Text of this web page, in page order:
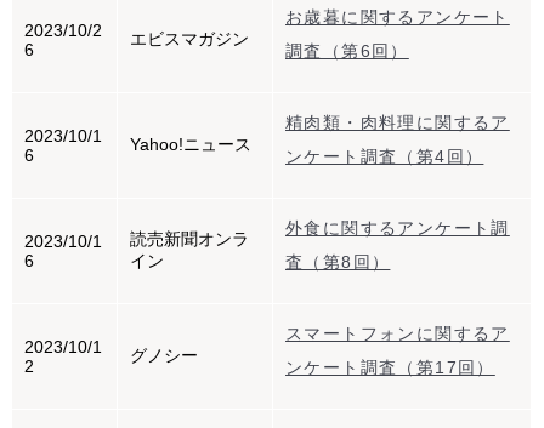
2023/10/2
6
エビスマガジン
お歳暮に関するアンケート
調査（第6回）
2023/10/1
6
Yahoo!ニュース
精肉類・肉料理に関するア
ンケート調査（第4回）
2023/10/1
6
読売新聞オンラ
イン
外食に関するアンケート調
査（第8回）
2023/10/1
2
グノシー
スマートフォンに関するア
ンケート調査（第17回）